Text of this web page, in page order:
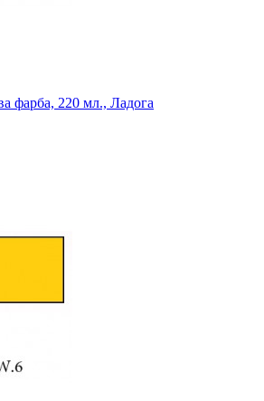
фарба, 220 мл., Ладога